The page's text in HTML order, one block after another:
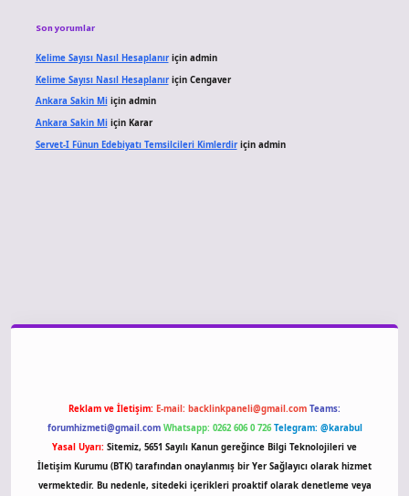
Son yorumlar
Kelime Sayısı Nasıl Hesaplanıriçin admin
Kelime Sayısı Nasıl Hesaplanıriçin Cengaver
Ankara Sakin Miiçin admin
Ankara Sakin Miiçin Karar
Servet-I Fünun Edebiyatı Temsilcileri Kimlerdiriçin admin
Reklam ve İletişim: E-mail: backlinkpaneli@gmail.com Teams:
forumhizmeti@gmail.com Whatsapp: 0262 606 0 726 Telegram: @karabul
Yasal Uyarı: Sitemiz, 5651 Sayılı Kanun gereğince Bilgi Teknolojileri ve
İletişim Kurumu (BTK) tarafından onaylanmış bir Yer Sağlayıcı olarak hizmet
vermektedir. Bu nedenle, sitedeki içerikleri proaktif olarak denetleme veya